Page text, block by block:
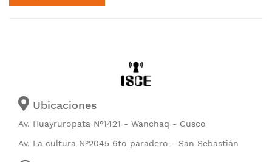
Ubicaciones
Av. Huayruropata N°1421 - Wanchaq - Cusco
Av. La cultura N°2045 6to paradero - San Sebastián